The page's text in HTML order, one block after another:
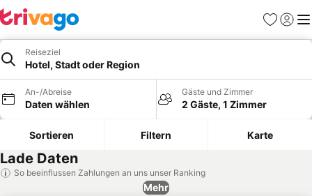
Favoriten
Reiseziel
Hotel, Stadt oder Region
An-/Abreise
Daten wählen
Gäste und Zimmer
2 Gäste, 1 Zimmer
Sortieren Filtern Karte
Lade Daten
So beeinflussen Zahlungen an uns unser Ranking
Mehr